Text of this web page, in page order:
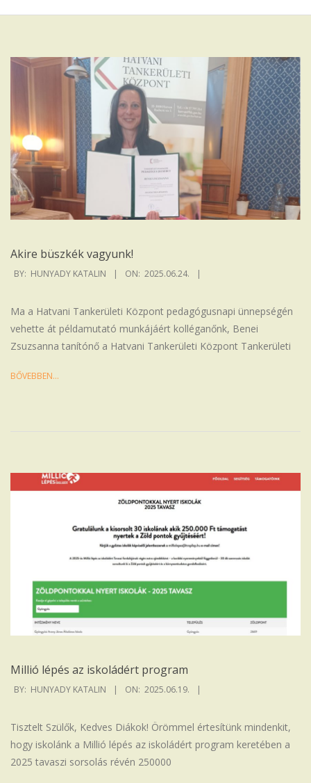
Iskola
Akire büszkék vagyunk!
2025-
BY: HUNYADY KATALIN ON: 2025.06.24.
Ma a Hatvani Tankerületi Központ pedagógusnapi ünnepségén
vehette át példamutató munkájáért kolléganőnk, Benei
Zsuzsanna tanítónő a Hatvani Tankerületi Központ Tankerületi
BŐVEBBEN…
Millió lépés az iskoládért program
2025-
BY: HUNYADY KATALIN ON: 2025.06.19.
Tisztelt Szülők, Kedves Diákok! Örömmel értesítünk mindenkit,
hogy iskolánk a Millió lépés az iskoládért program keretében a
2025 tavaszi sorsolás révén 250000